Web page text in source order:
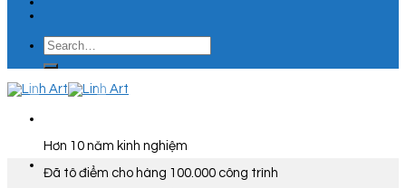
Search
for:
Hơn 10 năm kinh nghiệm
Đã tô điểm cho hàng 100.000 công trình